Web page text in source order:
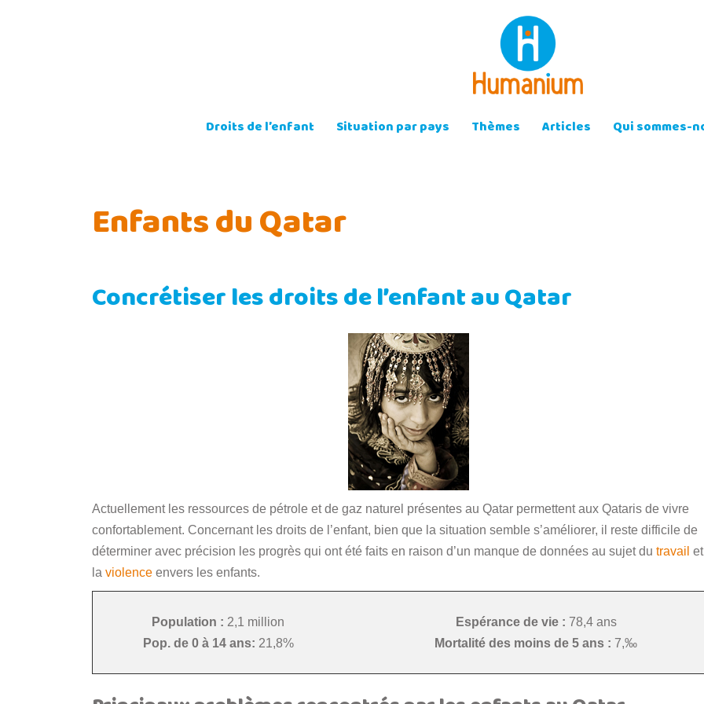
Droits de l’enfant Situation par pays Thèmes Articles Qui sommes-
Enfants du Qatar
Concrétiser les droits de l’enfant au Qatar
Actuellement les ressources de pétrole et de gaz naturel présentes au Qatar permettent aux Qataris de vivre
confortablement. Concernant les droits de l’enfant, bien que la situation semble s’améliorer, il reste difficile de
déterminer avec précision les progrès qui ont été faits en raison d’un manque de données au sujet du travail
la violence envers les enfants.
Population : 2,1 million
Pop. de 0 à 14 ans: 21,8%
Espérance de vie : 78,4 ans
Mortalité des moins de 5 ans : 7,‰